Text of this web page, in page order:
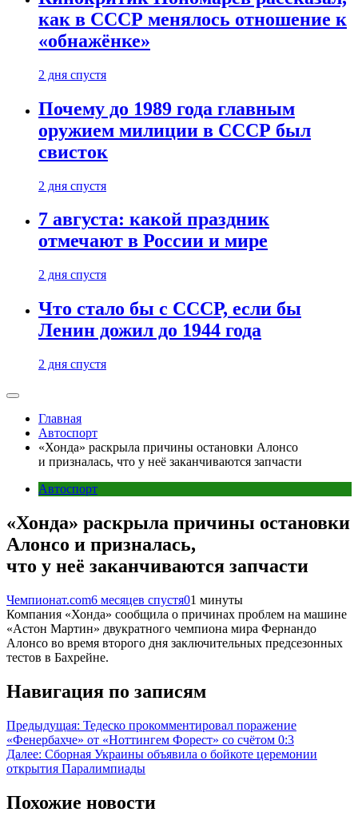
как в СССР менялось отношение к
«обнажёнке»
2 дня спустя
Почему до 1989 года главным
оружием милиции в СССР был
свисток
2 дня спустя
7 августа: какой праздник
отмечают в России и мире
2 дня спустя
Что стало бы с СССР, если бы
Ленин дожил до 1944 года
2 дня спустя
Главная
Автоспорт
«Хонда» раскрыла причины остановки Алонсо
и призналась, что у неё заканчиваются запчасти
Автоспорт
«Хонда» раскрыла причины остановки
Алонсо и призналась,
что у неё заканчиваются запчасти
Чемпионат.com6 месяцев спустя01 минуты
Компания «Хонда» сообщила о причинах проблем на машине
«Астон Мартин» двукратного чемпиона мира Фернандо
Алонсо во время второго дня заключительных предсезонных
тестов в Бахрейне.
Навигация по записям
Предыдущая: Тедеско прокомментировал поражение
«Фенербахче» от «Ноттингем Форест» со счётом 0:3
Далее: Сборная Украины объявила о бойкоте церемонии
открытия Паралимпиады
Похожие новости